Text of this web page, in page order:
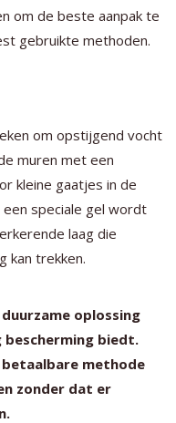
om de beste aanpak te
gebruikte methoden.
om opstijgend vocht
muren met een
kleine gaatjes in de
speciale gel wordt
laag die
kan trekken.
oplossing
biedt.
methode
zonder dat er